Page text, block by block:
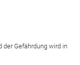
der Gefährdung wird in